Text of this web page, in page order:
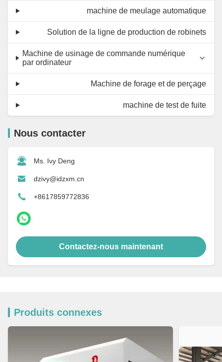
machine de meulage automatique
Solution de la ligne de production de robinets
Machine de usinage de commande numérique
par ordinateur
Machine de forage et de perçage
machine de test de fuite
Nous contacter
Ms. Ivy Deng
dzivy@idzxm.cn
+8617859772836
Contactez-nous maintenant
Produits connexes